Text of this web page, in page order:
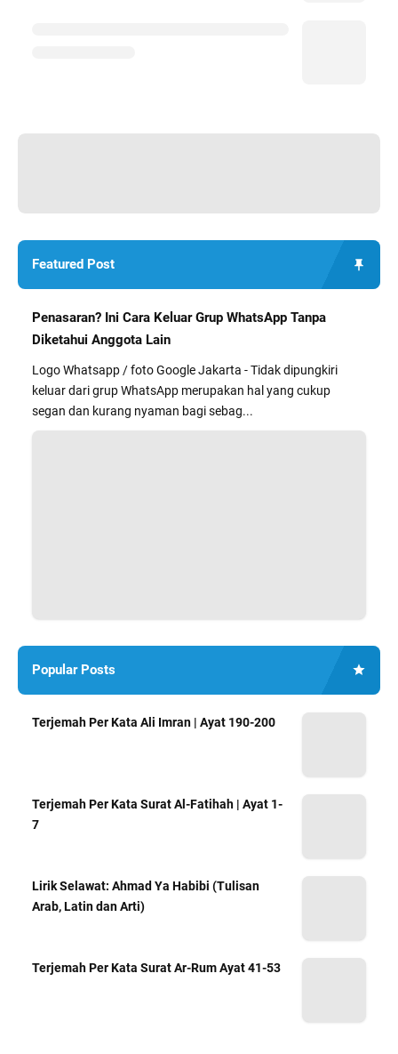
Featured Post
Penasaran? Ini Cara Keluar Grup WhatsApp Tanpa
Diketahui Anggota Lain
Logo Whatsapp / foto Google Jakarta - Tidak dipungkiri
keluar dari grup WhatsApp merupakan hal yang cukup
segan dan kurang nyaman bagi sebag...
Popular Posts
Terjemah Per Kata Ali Imran | Ayat 190-200
Terjemah Per Kata Surat Al-Fatihah | Ayat 1-
7
Lirik Selawat: Ahmad Ya Habibi (Tulisan
Arab, Latin dan Arti)
Terjemah Per Kata Surat Ar-Rum Ayat 41-53